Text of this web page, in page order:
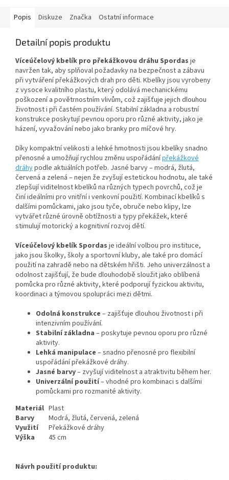
Popis Diskuze Značka Ostatní informace
Detailní popis produktu
Víceúčelový kbelík pro překážkovou dráhu Spordas je
navržen tak, aby splňoval požadavky na bezpečnost a zábavu
při vytváření překážkových drah pro děti. Kbelíky jsou vyrobeny
z vysoce kvalitního plastu, který odolává mechanickému
poškození a povětrnostním vlivům, což zajišťuje jejich dlouhou
životnost i při častém používání. Stabilní základna a robustní
konstrukce poskytují pevnou oporu pro různé aktivity, jako je
házení, vyvažování nebo jako branky pro míčové hry.
Díky kompaktní velikosti a lehké hmotnosti jsou kbelíky snadno
přenosné a umožňují rychlou změnu uspořádánípřekážkové
dráhypodle aktuálních potřeb. Jasné barvy – modrá, žlutá,
červená a zelená – nejen že zvyšují estetickou hodnotu, ale také
zlepšují viditelnost kbelíků na různých typech povrchů, což je
činí ideálními pro vnitřní i venkovní použití. Kombinací kbelíků s
dalšími pomůckami, jako jsou tyče, obruče nebo klipy, lze
vytvářet různé úrovně obtížnosti a typy překážek, které
stimulují motorický a kognitivní rozvoj dětí.
Víceúčelový kbelík Spordas je ideální volbou pro instituce,
jako jsou školky, školy a sportovní kluby, ale také pro domácí
použití na zahradě nebo na dětském hřišti. Jeho univerzálnost a
odolnost zajišťují, že bude dlouhodobě sloužit jako oblíbená
pomůcka pro různé aktivity, které podporují fyzickou aktivitu,
koordinaci a týmovou spolupráci mezi dětmi.
Odolná konstrukce – zajišťuje dlouhou životnost i při
intenzivním používání.
Stabilní základna – poskytuje pevnou oporu pro různé
aktivity.
Lehká manipulace – snadno přenosné pro flexibilní
uspořádání překážkové dráhy.
Jasné barvy– zvyšují viditelnost a atraktivitu během her.
Univerzální použití– vhodné pro kombinaci s dalšími
pomůckami pro rozmanité aktivity.
Materiál Plast
Barvy
Modrá, žlutá, červená, zelená
Využití
Překážkové dráhy
Výška
45 cm
Návrh použití produktu: